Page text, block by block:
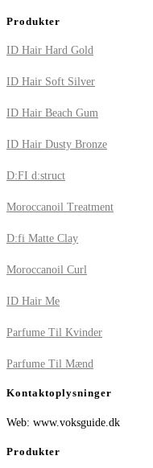
Produkter
ID Hair Hard Gold
ID Hair Soft Silver
ID Hair Beach Gum
ID Hair Dusty Bronze
D:FI d:struct
Moroccanoil Treatment
D:fi Matte Clay
Moroccanoil Curl
ID Hair Me
Parfume Til Kvinder
Parfume Til Mænd
Kontaktoplysninger
Web: www.voksguide.dk
Produkter